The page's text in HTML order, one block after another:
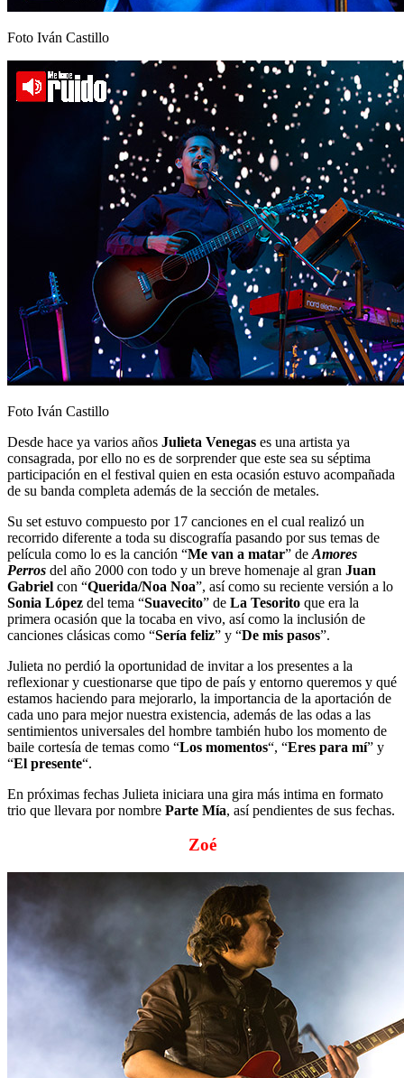
Foto Iván Castillo
Foto Iván Castillo
Desde hace ya varios años Julieta Venegas es una artista ya
consagrada, por ello no es de sorprender que este sea su séptima
participación en el festival quien en esta ocasión estuvo acompañada
de su banda completa además de la sección de metales.
Su set estuvo compuesto por 17 canciones en el cual realizó un
recorrido diferente a toda su discografía pasando por sus temas de
película como lo es la canción “Me van a matar” de Amores
Perros del año 2000 con todo y un breve homenaje al gran Juan
Gabriel con “Querida/Noa Noa”, así como su reciente versión a lo
Sonia López del tema “Suavecito” de La Tesorito que era la
primera ocasión que la tocaba en vivo, así como la inclusión de
canciones clásicas como “Sería feliz” y “De mis pasos”.
Julieta no perdió la oportunidad de invitar a los presentes a la
reflexionar y cuestionarse que tipo de país y entorno queremos y qué
estamos haciendo para mejorarlo, la importancia de la aportación de
cada uno para mejor nuestra existencia, además de las odas a las
sentimientos universales del hombre también hubo los momento de
baile cortesía de temas como “Los momentos“, “Eres para mí” y
“El presente“.
En próximas fechas Julieta iniciara una gira más intima en formato
trio que llevara por nombre Parte Mía, así pendientes de sus fechas.
Zoé